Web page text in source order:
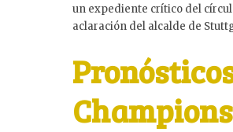
un expediente crítico del
aclaración del alcalde de